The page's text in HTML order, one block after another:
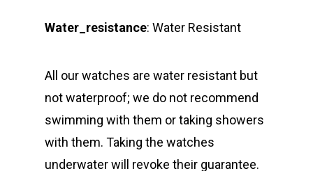
Water_resistance: Water Resistant
All our watches are water resistant but
not waterproof; we do not recommend
swimming with them or taking showers
with them. Taking the watches
underwater will revoke their guarantee.